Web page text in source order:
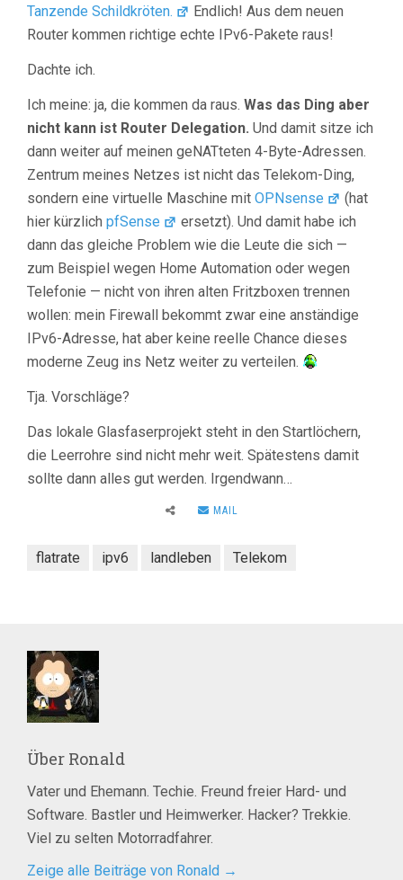
Tanzende Schildkröten.
Endlich! Aus dem neuen
Router kommen richtige echte IPv6-Pakete raus!
Dachte ich.
Ich meine: ja, die kommen da raus. Was das Ding aber
nicht kann ist Router Delegation. Und damit sitze ich
dann weiter auf meinen geNATteten 4-Byte-Adressen.
Zentrum meines Netzes ist nicht das Telekom-Ding,
sondern eine virtuelle Maschine mit OPNsense
(hat
hier kürzlich pfSense
ersetzt). Und damit habe ich
dann das gleiche Problem wie die Leute die sich —
zum Beispiel wegen Home Automation oder wegen
Telefonie — nicht von ihren alten Fritzboxen trennen
wollen: mein Firewall bekommt zwar eine anständige
IPv6-Adresse, hat aber keine reelle Chance dieses
moderne Zeug ins Netz weiter zu verteilen.
Tja. Vorschläge?
Das lokale Glasfaserprojekt steht in den Startlöchern,
die Leerrohre sind nicht mehr weit. Spätestens damit
sollte dann alles gut werden. Irgendwann…
MAIL
flatrate ipv6 landleben Telekom
Über Ronald
Vater und Ehemann. Techie. Freund freier Hard- und
Software. Bastler und Heimwerker. Hacker? Trekkie.
Viel zu selten Motorradfahrer.
Zeige alle Beiträge von Ronald →